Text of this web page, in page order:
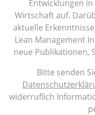
Entwicklungen
Wirtschaft auf.
aktuelle
Lean Management
neue Publikationen,
Bitte senden
widerruflich